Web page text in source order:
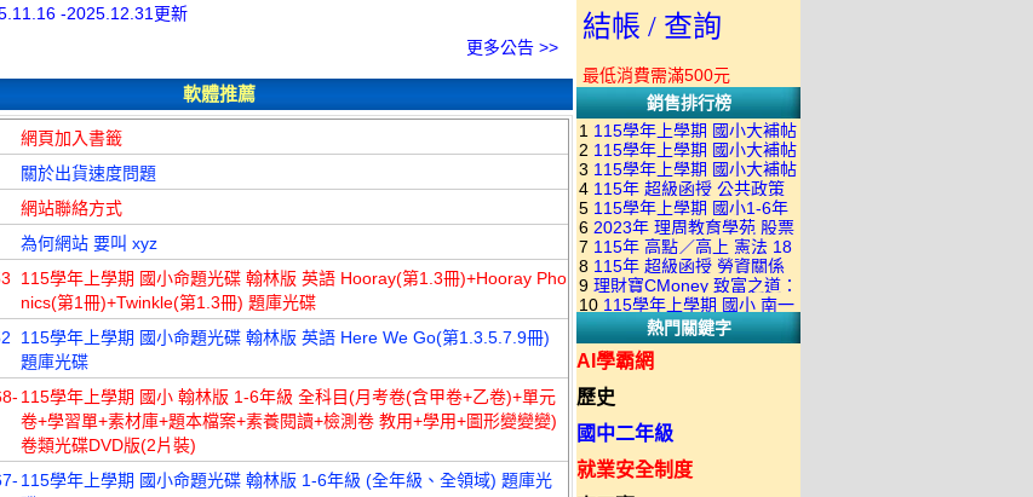
-2025.12.31更新
更多公告 >>
軟體推薦
網頁加入書籤
關於出貨速度問題
網站聯絡方式
為何網站 要叫 xyz
115學年上學期 國小命題光碟 翰林版 英語 Hooray(第1.3冊)+Hooray Pho
nics(第1冊)+Twinkle(第1.3冊) 題庫光碟
115學年上學期 國小命題光碟 翰林版 英語 Here We Go(第1.3.5.7.9冊)
題庫光碟
115學年上學期 國小 翰林版 1-6年級 全科目(月考卷(含甲卷+乙卷)+單元
卷+學習單+素材庫+題本檔案+素養閱讀+檢測卷 教用+學用+圖形變變變)
卷類光碟DVD版(2片裝)
115學年上學期 國小命題光碟 翰林版 1-6年級 (全年級、全領域) 題庫光
結帳 / 查詢
最低消費需滿500元
銷售排行榜
1 115學年上學期 國小大補帖
南一版 國語+數學+社會+生活
+自然 1-6年級 教學光碟DVD
版(3DVD)
2 115學年上學期 國小大補帖
康軒版 國語+數學+社會+生活
+自然 1-6年級 教學光碟DVD
版(3DVD)
3 115學年上學期 國小大補帖
翰林版 國語+數學+社會+生活
+自然 1-6年級 教學光碟DVD
版(3DVD)
4 115年 超級函授 公共政策
22堂課+總複習 張楚老師 含
PDF講義 函授DVD(9DVD)
5 115學年上學期 國小1-6年
級 習作解答(含康軒.南一.翰林
全版本.全科目)合輯版 DVD版
6 2023年 理周教育學苑 股票
當沖煉金術 主講：朱家泓 國
語發音 DVD版
7 115年 高點／高上 憲法 18
堂課 宗台大老師 含PDF講義
函授DVD(8DVD)【適用於律
師司法考試】
8 115年 超級函授 勞資關係
概要 11堂課+總複習 陸川老
師 含PDF講義 函授
DVD(5DVD)
9 理財寶CMoney 致富之道：
上班族飆股攻略班 主講：朱
家泓+林穎 國語發音 DVD版
10 115學年上學期 國小 南一
版 教師手冊(全年級、全領域)
教學光碟DVD版
熱門關鍵字
AI學霸網
歷史
國中二年級
就業安全制度